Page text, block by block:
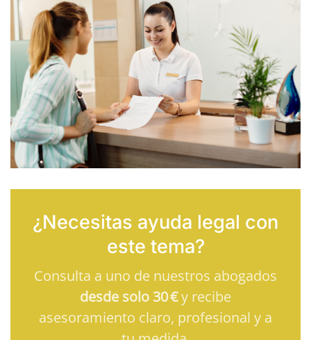
¿Necesitas ayuda legal con
este tema?
Consulta a uno de nuestros abogados
desde solo 30 €y recibe
asesoramiento claro, profesional y a